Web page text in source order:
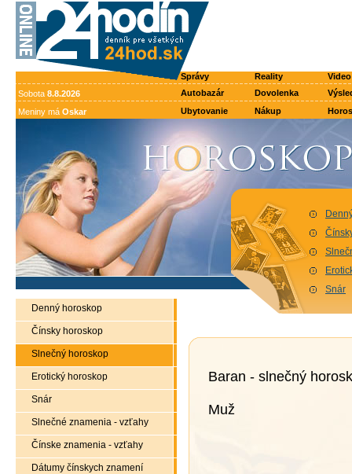
Správy Reality
Video
Sobota 8.8.2026 Autobazár Dovolenka
Meniny má Oskar Ubytovanie Nákup
Snár
Denný horoskop
Čínsky horoskop
Slnečný horoskop
Erotický horoskop
Snár
Slnečné znamenia - vzťahy
Čínske znamenia - vzťahy
Dátumy čínskych znamení
Baran - slnečný
Muž